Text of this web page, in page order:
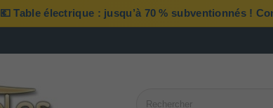
💶 Table électrique : jusqu’à 70 % subventionnés !